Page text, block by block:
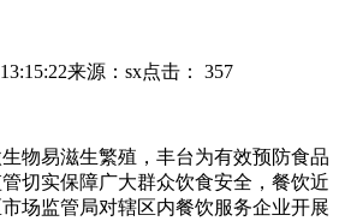
来源：sx点击： 357
物易滋生繁殖，丰台为有效预防食品
切实保障广大群众饮食安全，餐饮近
场监管局对辖区内餐饮服务企业开展